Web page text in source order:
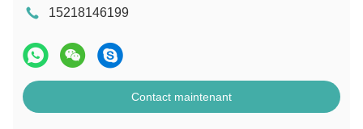
15218146199
Contact maintenant